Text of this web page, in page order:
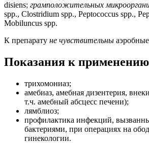
disiens; грамположительных
spp., Clostridium spp., Peptococcus spp.,
Mobiluncus spp.
К препарату не чувствительны
Показания к применению
трихомониаз;
амебиаз, амебная дизентерия,
т.ч. амебный абсцесс печени);
лямблиоз;
профилактика инфекций,
бактериями, при операциях на
гинекологии.